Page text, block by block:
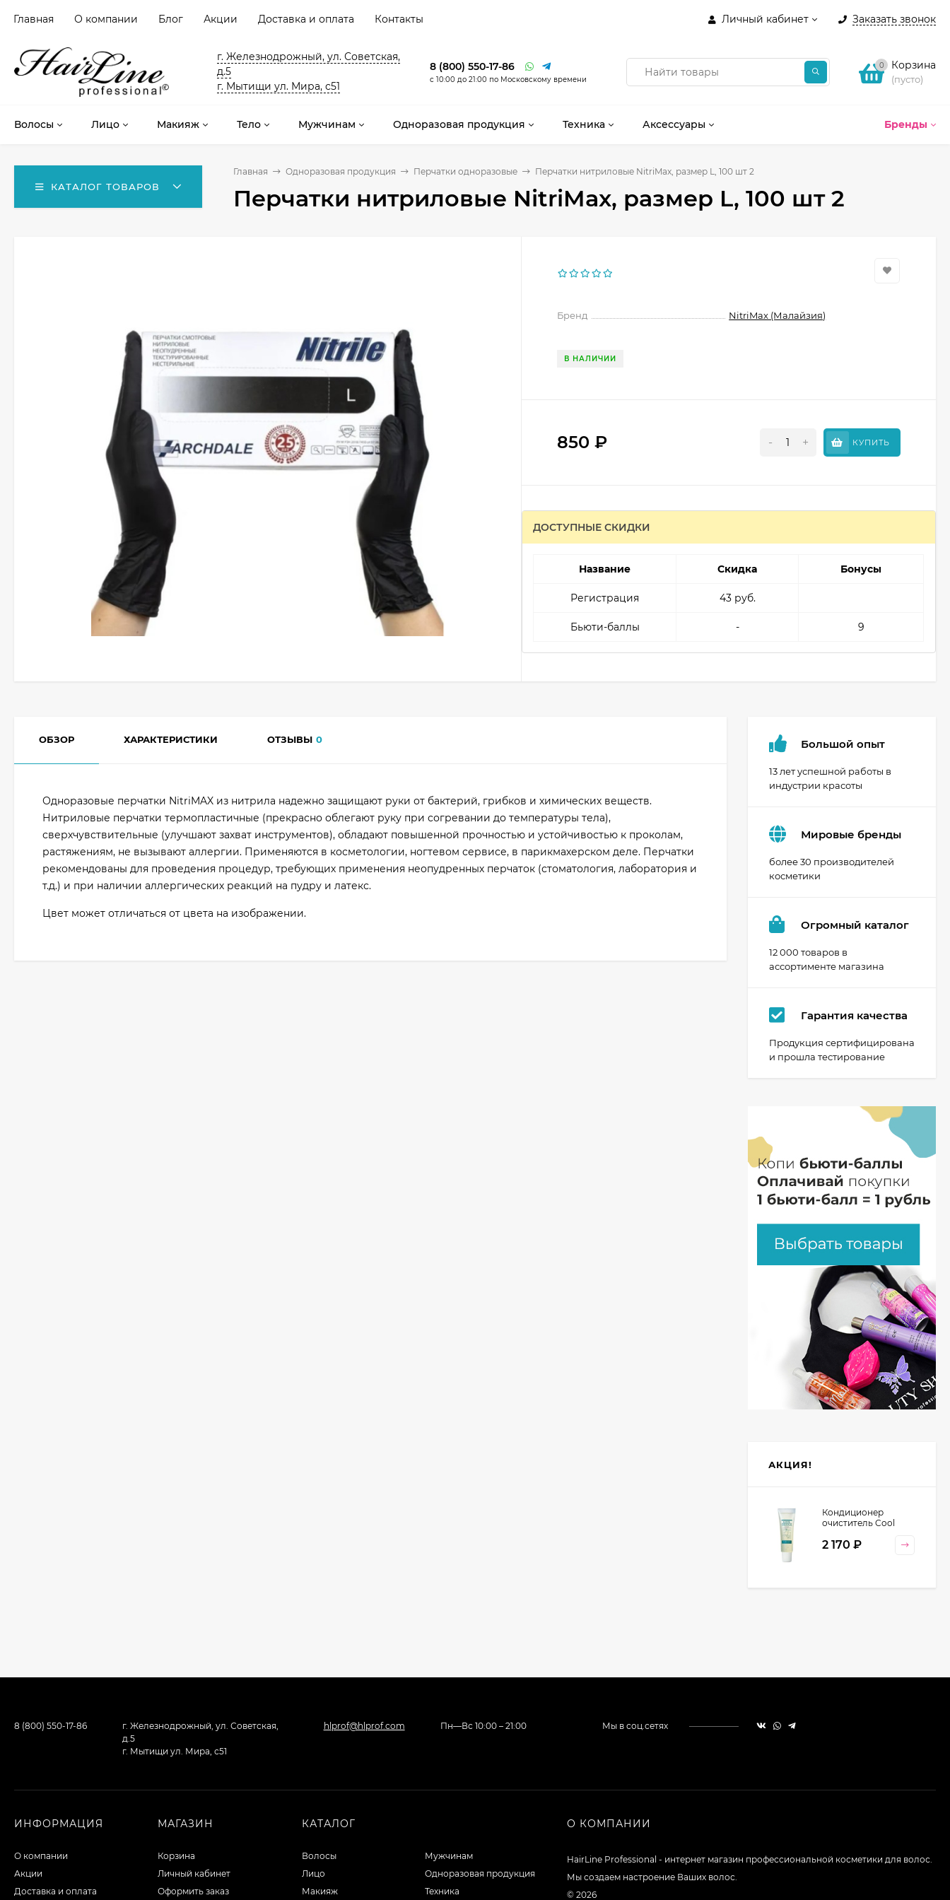
Личный кабинет Заказать звонок
Главная О компании Блог Акции Доставка и оплата Контакты
г. Железнодрожный, ул. Советская,
д.5
г. Мытищи ул. Мира, с51
8 (800) 550-17-86
с 10:00 до 21:00 по Московскому времени
0 Корзина
(пусто)
Бренды
Волосы Лицо Макияж Тело Мужчинам Одноразовая продукция Техника Аксессуары
КАТАЛОГ ТОВАРОВ
Главная Одноразовая продукция Перчатки одноразовые Перчатки нитриловые NitriMax, размер L, 100 шт 2
Перчатки нитриловые NitriMax, размер L, 100 шт 2
Бренд NitriMax (Малайзия)
В НАЛИЧИИ
850₽ - + КУПИТЬ
ДОСТУПНЫЕ СКИДКИ
Название Скидка Бонусы
Регистрация 43 руб.
Бьюти-баллы - 9
ОБЗОР ХАРАКТЕРИСТИКИ ОТЗЫВЫ 0
Одноразовые перчатки NitriMAX из нитрила надежно защищают руки от бактерий, грибков и химических веществ.
Нитриловые перчатки термопластичные (прекрасно облегают руку при согревании до температуры тела),
сверхчувствительные (улучшают захват инструментов), обладают повышенной прочностью и устойчивостью к проколам,
растяжениям, не вызывают аллергии. Применяются в косметологии, ногтевом сервисе, в парикмахерском деле. Перчатки
рекомендованы для проведения процедур, требующих применения неопудренных перчаток (стоматология, лаборатория и
т.д.) и при наличии аллергических реакций на пудру и латекс.
Цвет может отличаться от цвета на изображении.
Большой опыт
13 лет успешной работы в
индустрии красоты
Мировые бренды
более 30 производителей
косметики
Огромный каталог
12 000 товаров в
ассортименте магазина
Гарантия качества
Продукция сертифицирована
и прошла тестирование
АКЦИЯ!
Кондиционер
очиститель Cool
Cosmetics, 130 гр
2 170 ₽
8 (800) 550-17-86
г. Железнодрожный, ул. Советская,
д.5
г. Мытищи ул. Мира, с51
hlprof@hlprof.com Пн—Вс 10:00 – 21:00 Мы в соц.сетях
ИНФОРМАЦИЯ
О компании
Акции
Доставка и оплата
МАГАЗИН
Корзина
Личный кабинет
Оформить заказ
КАТАЛОГ
Волосы
Лицо
Макияж
Мужчинам
Одноразовая продукция
Техника
О КОМПАНИИ
HairLine Professional - интернет магазин профессиональной косметики для волос.
Мы создаем настроение Ваших волос.
© 2026